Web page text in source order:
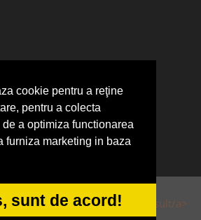
cookie pentru a reţine
pentru a colecta
a optimiza functionarea
furniza marketing in baza
sunt de acord!
byVilonMedia&Tokaido Consult/a>